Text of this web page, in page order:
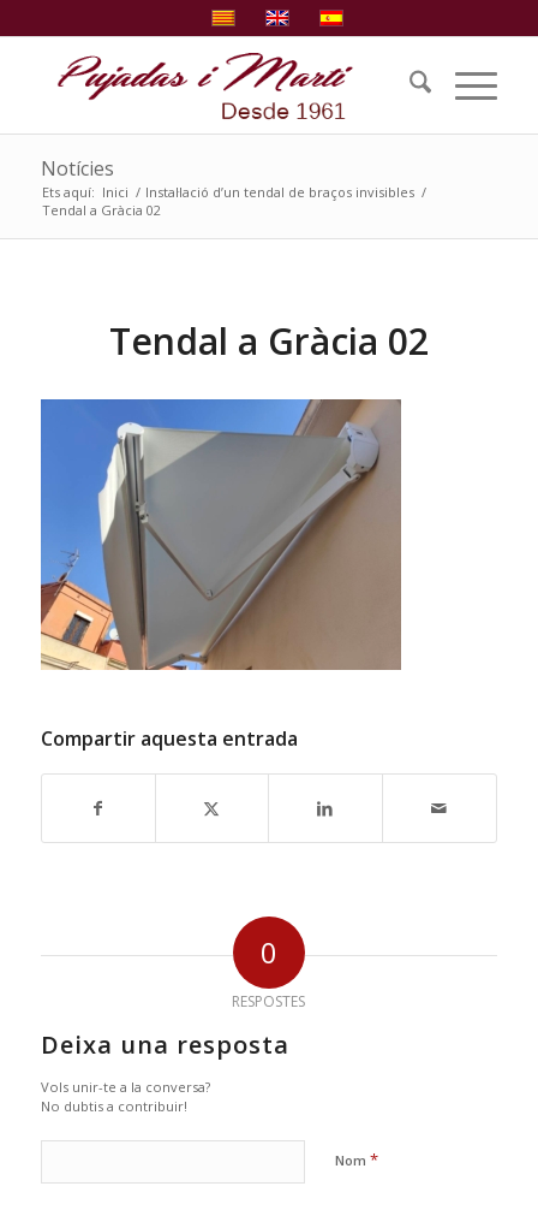
Notícies
Ets aquí: Inici / Instal·lació d’un tendal de braços invisibles /
Tendal a Gràcia 02
Tendal a Gràcia 02
Compartir aquesta entrada
0
RESPOSTES
Deixa una resposta
Vols unir-te a la conversa?
No dubtis a contribuir!
Nom *